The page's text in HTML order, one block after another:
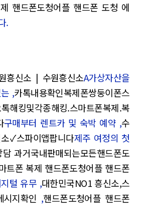
핸드폰도청어플 핸드폰 도청 에
.
흥신소 | 수원흥신소A가상자산을
,카톡내용확인복제폰쌍둥이폰스
해킹및각종해킹.스마트폰복제.복
구매부터 렌트카 및 숙박 예약 ,수
✓스파이앱팝니다제주 여정의 첫
과거국내판매되는모든핸드폰도
트폰 복제 핸드폰도청어플 핸드폰
털 유무 ,대한민국NO1 흥신소,스
시지확인 ,핸드폰도청어플 핸드폰